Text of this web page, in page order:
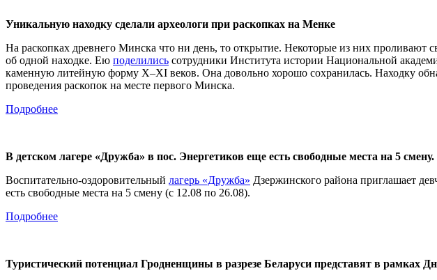
Уникальную находку сделали археологи при раскопках на Менке
На раскопках древнего Минска что ни день, то открытие. Некоторые из них проливают
об одной находке. Ею поделились сотрудники Института истории Национальной
каменную литейную форму Х–XI веков. Она довольно хорошо сохранилась. Находку
проведения раскопок на месте первого Минска.
Подробнее
В детском лагере «Дружба» в пос. Энергетиков еще есть свободные места на 5
Воспитательно-оздоровительный лагерь «Дружба» Дзержинского района приглашает
есть свободные места на 5 смену (с 12.08 по 26.08).
Подробнее
Туристический потенциал Гродненщины в разрезе Беларуси представят в рамках